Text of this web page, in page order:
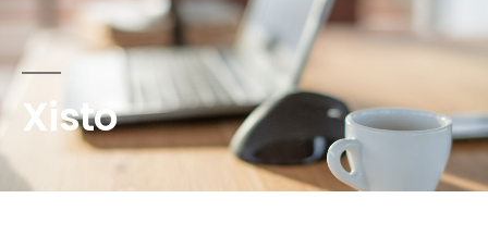
Xisto